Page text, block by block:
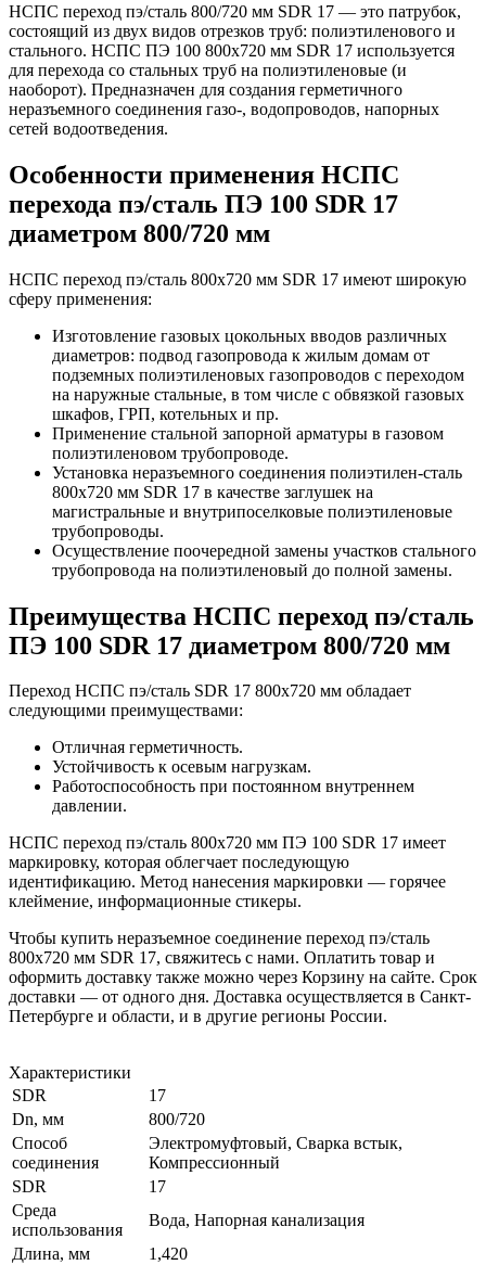
НСПС переход пэ/сталь 800/720 мм SDR 17 — это патрубок,
состоящий из двух видов отрезков труб: полиэтиленового и
стального. НСПС ПЭ 100 800х720 мм SDR 17 используется
для перехода со стальных труб на полиэтиленовые (и
наоборот). Предназначен для создания герметичного
неразъемного соединения газо-, водопроводов, напорных
сетей водоотведения.
Особенности применения НСПС
перехода пэ/сталь ПЭ 100 SDR 17
диаметром 800/720 мм
НСПС переход пэ/сталь 800х720 мм SDR 17 имеют широкую
сферу применения:
Изготовление газовых цокольных вводов различных
диаметров: подвод газопровода к жилым домам от
подземных полиэтиленовых газопроводов с переходом
на наружные стальные, в том числе с обвязкой газовых
шкафов, ГРП, котельных и пр.
Применение стальной запорной арматуры в газовом
полиэтиленовом трубопроводе.
Установка неразъемного соединения полиэтилен-сталь
800х720 мм SDR 17 в качестве заглушек на
магистральные и внутрипоселковые полиэтиленовые
трубопроводы.
Осуществление поочередной замены участков стального
трубопровода на полиэтиленовый до полной замены.
Преимущества НСПС переход пэ/сталь
ПЭ 100 SDR 17 диаметром 800/720 мм
Переход НСПС пэ/сталь SDR 17 800х720 мм обладает
следующими преимуществами:
Отличная герметичность.
Устойчивость к осевым нагрузкам.
Работоспособность при постоянном внутреннем
давлении.
НСПС переход пэ/сталь 800х720 мм ПЭ 100 SDR 17 имеет
маркировку, которая облегчает последующую
идентификацию. Метод нанесения маркировки — горячее
клеймение, информационные стикеры.
Чтобы купить неразъемное соединение переход пэ/сталь
800х720 мм SDR 17, свяжитесь с нами. Оплатить товар и
оформить доставку также можно через Корзину на сайте. Срок
доставки — от одного дня. Доставка осуществляется в Санкт-
Петербурге и области, и в другие регионы России.
Характеристики
SDR
17
Dn, мм
800/720
Способ
соединения
Электромуфтовый, Сварка встык,
Компрессионный
SDR
17
Среда
использования
Вода, Напорная канализация
Длина, мм
1,420